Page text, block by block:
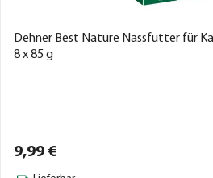
Dehner Best Nature Nassfutter für
8 x 85 g
9,99 €